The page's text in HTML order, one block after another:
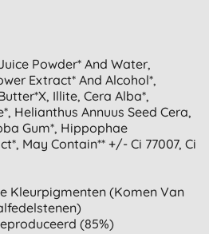
Powder* And Water,
Extract* And Alcohol*,
Illite, Cera Alba*,
Helianthus Annuus Seed Cera,
Gum*, Hippophae
May Contain** +/- Ci 77007, Ci
Kleurpigmenten (komen Van
(85%)